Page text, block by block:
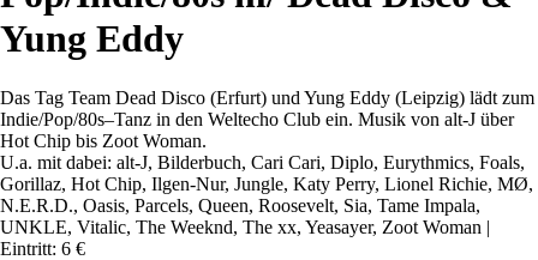
Yung Eddy
Das Tag Team Dead Disco (Erfurt) und Yung Eddy (Leipzig) lädt zum
Indie/Pop/80s–Tanz in den Weltecho Club ein. Musik von alt-J über
Hot Chip bis Zoot Woman.
U.a. mit dabei: alt-J, Bilderbuch, Cari Cari, Diplo, Eurythmics, Foals,
Gorillaz, Hot Chip, Ilgen-Nur, Jungle, Katy Perry, Lionel Richie, MØ,
N.E.R.D., Oasis, Parcels, Queen, Roosevelt, Sia, Tame Impala,
UNKLE, Vitalic, The Weeknd, The xx, Yeasayer, Zoot Woman |
Eintritt: 6 €